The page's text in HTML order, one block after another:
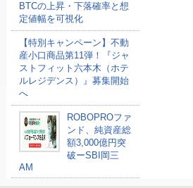
BTCの上昇・下落確率と想
定値幅を可視化
【特別キャンペーン】不動
産小口商品第11弾！『ジャ
ストフィット六本木（ホテ
ルレジデンス）』募集開始
へ
ROBOPROファ
ンド、純資産総
額3,000億円突
破ーSBI岡三
AM